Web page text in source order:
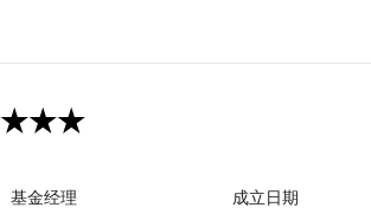
基金经理 成立日期